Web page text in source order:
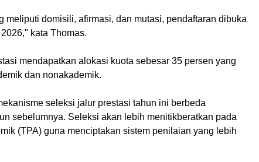
meliputi domisili, afirmasi, dan mutasi, pendaftaran dibuka
kata Thomas.
mendapatkan alokasi kuota sebesar 35 persen yang
dan nonakademik.
seleksi jalur prestasi tahun ini berbeda
sebelumnya. Seleksi akan lebih menitikberatkan pada
(TPA) guna menciptakan sistem penilaian yang lebih